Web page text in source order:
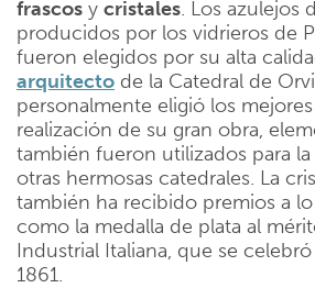
frascos y cristales. Los azulejos
producidos por los vidrieros de
fueron elegidos por su alta
arquitecto de la Catedral de
personalmente eligió los
realización de su gran obra,
también fueron utilizados para
otras hermosas catedrales. La
también ha recibido premios a
como la medalla de plata al
Industrial Italiana, que se
1861.